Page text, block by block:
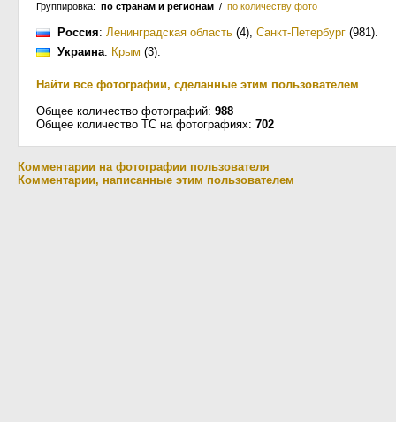
Группировка: по странам и регионам / по количеству фото
Россия: Ленинградская область (4), Санкт-Петербург (981).
Украина: Крым (3).
Найти все фотографии, сделанные этим пользователем
Общее количество фотографий: 988
Общее количество ТС на фотографиях: 702
Комментарии на фотографии пользователя
Комментарии, написанные этим пользователем